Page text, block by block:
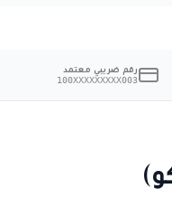
رقم ضريبي معتمد
100XXXXXXXXX003